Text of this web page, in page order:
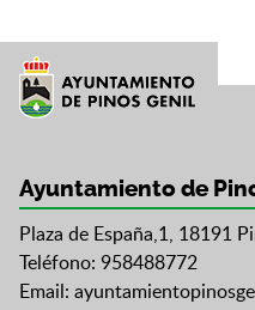
Ayuntamiento de
Plaza de España,1, 18191
Teléfono: 958488772
Email: